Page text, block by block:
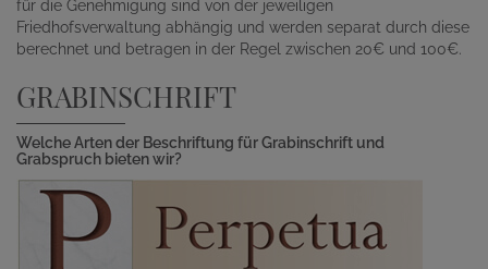
für die Genehmigung sind von der jeweiligen
Friedhofsverwaltung abhängig und werden separat durch diese
berechnet und betragen in der Regel zwischen 20€ und 100€.
GRABINSCHRIFT
Welche Arten der Beschriftung für Grabinschrift und
Grabspruch bieten wir?